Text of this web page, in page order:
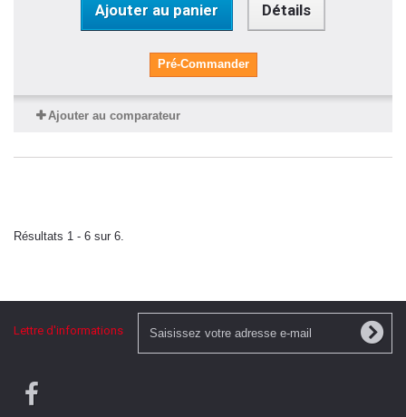
Ajouter au panier Détails
Pré-Commander
Ajouter au comparateur
Résultats 1 - 6 sur 6.
Lettre d'informations